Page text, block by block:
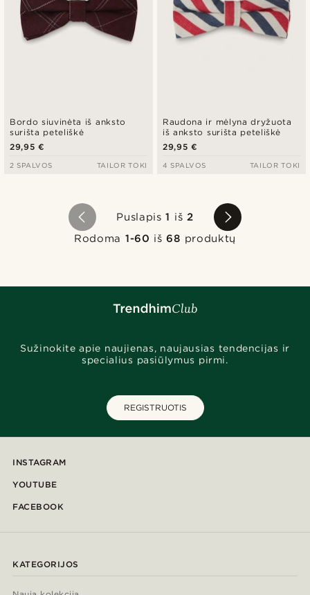
Bordo siuvinėta iš anksto
surišta peteliškė
29,95 €
2 SPALVOS TAILOR TOKI
Raudona ir mėlyna dryžuota
iš anksto surišta peteliškė
29,95 €
4 SPALVOS TAILOR TOKI
Puslapis1 iš2
Rodoma 1-60 iš68 produktų
Sužinokite apie naujienas, naujausias tendencijas ir
specialius pasiūlymus pirmi.
REGISTRUOTIS
INSTAGRAM
YOUTUBE
FACEBOOK
KATEGORIJOS